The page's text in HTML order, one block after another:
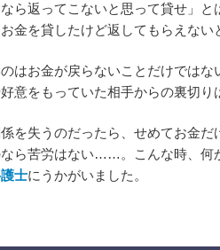
なら返ってこないと思って貸せ」
金を貸したけど返してもらえない
はお金が戻らないことだけでは
意をもっていた相手からの裏切り
係を失うのだったら、せめてお金
なら苦労はない……。こんな時、何
士にうかがいました。